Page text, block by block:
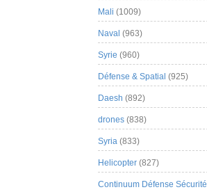
Mali (1009)
Naval (963)
Syrie (960)
Défense & Spatial (925)
Daesh (892)
drones (838)
Syria (833)
Helicopter (827)
Continuum Défense Sécurité